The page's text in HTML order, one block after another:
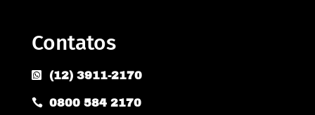
Contatos
 (12) 3911-2170
 0800 584 2170